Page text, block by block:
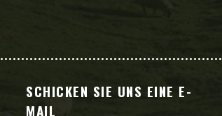
SCHICKEN SIE UNS EINE E-
MAIL